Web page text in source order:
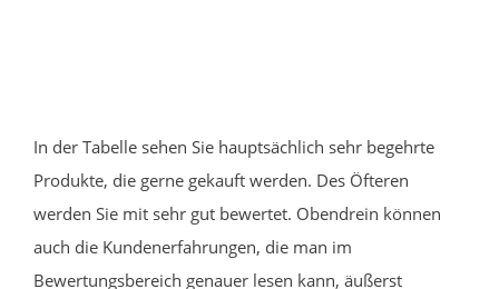
In der Tabelle sehen Sie hauptsächlich sehr begehrte
Produkte, die gerne gekauft werden. Des Öfteren
werden Sie mit sehr gut bewertet. Obendrein können
auch die Kundenerfahrungen, die man im
Bewertungsbereich genauer lesen kann, äußerst